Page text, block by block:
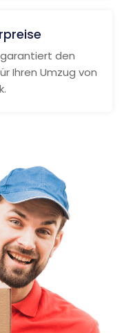
den
Ihren Umzug von